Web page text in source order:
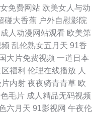
创蝌蚪 国产熟女精 日韩毛片
站 国产性爱不卡在线观看 美
牛人人 91黄瓜在线免费观看
AV网址在线观看 99视频国内
91 91官方视频在线看网页 影
免费网站 欧美女人与动
碰大香蕉 户外自慰影院
成人动漫网站观看 欧美第
乱伦熟女五月天 91香
大片免费视频 一道日本
福利 伦理在线播放 人
片内射 夜夜骑青青草 欧
毛片 成人精品无码视频
六月天 91影视网 午夜伦